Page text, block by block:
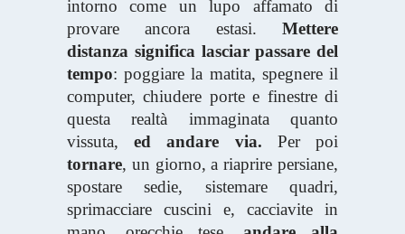
intorno come un lupo affamato di
provare ancora estasi. Mettere
distanza significa lasciar passare del
tempo: poggiare la matita, spegnere il
computer, chiudere porte e finestre di
questa realtà immaginata quanto
vissuta,ed andare via. Per poi
tornare, un giorno, a riaprire persiane,
spostare sedie, sistemare quadri,
sprimacciare cuscini e, cacciavite in